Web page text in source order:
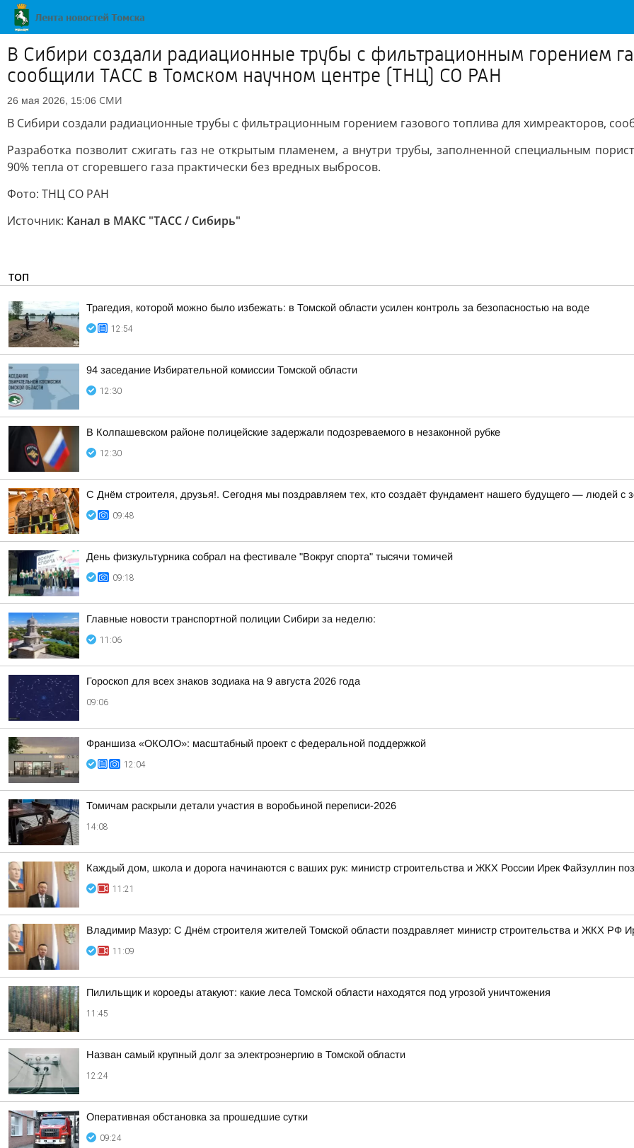
В Сибири создали радиационные трубы с фильтрационным горением
сообщили ТАСС в Томском научном центре (ТНЦ) СО РАН
26 мая 2026, 15:06 СМИ
В Сибири создали радиационные трубы с фильтрационным горением газового топлива для химреакторов,
Разработка позволит сжигать газ не открытым пламенем, а внутри трубы, заполненной специальным
90% тепла от сгоревшего газа практически без вредных выбросов.
Фото: ТНЦ СО РАН
Источник: Канал в МАКС "ТАСС / Сибирь"
ТОП
Трагедия, которой можно было избежать: в Томской области усилен контроль за безопасностью на воде
12:54
94 заседание Избирательной комиссии Томской области
12:30
В Колпашевском районе полицейские задержали подозреваемого в незаконной рубке
12:30
С Днём строителя, друзья!. Сегодня мы поздравляем тех, кто создаёт фундамент нашего будущего — людей с
09:48
День физкультурника собрал на фестивале "Вокруг спорта" тысячи томичей
09:18
Главные новости транспортной полиции Сибири за неделю:
11:06
Гороскоп для всех знаков зодиака на 9 августа 2026 года
09:06
Франшиза «ОКОЛО»: масштабный проект с федеральной поддержкой
12:04
Томичам раскрыли детали участия в воробьиной переписи-2026
14:08
Каждый дом, школа и дорога начинаются с ваших рук: министр строительства и ЖКХ России Ирек Файзуллин
11:21
Владимир Мазур: С Днём строителя жителей Томской области поздравляет министр строительства и ЖКХ РФ
11:09
Пилильщик и короеды атакуют: какие леса Томской области находятся под угрозой уничтожения
11:45
Назван самый крупный долг за электроэнергию в Томской области
12:24
Оперативная обстановка за прошедшие сутки
09:24